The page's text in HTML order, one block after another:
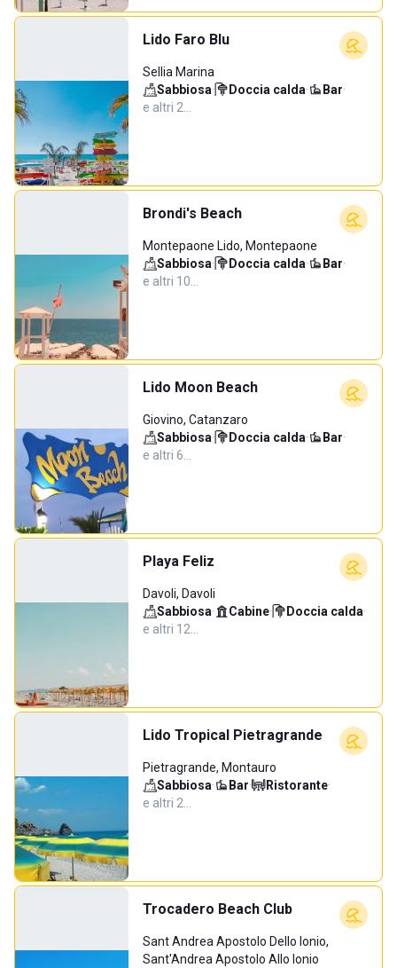
Lido Faro Blu
Sellia Marina
Sabbiosa· Doccia calda· Bar·
e altri 2…
Brondi's Beach
Montepaone Lido, Montepaone
Sabbiosa· Doccia calda· Bar·
e altri 10…
Lido Moon Beach
Giovino, Catanzaro
Sabbiosa· Doccia calda· Bar·
e altri 6…
Playa Feliz
Davoli, Davoli
Sabbiosa· Cabine· Doccia calda·
e altri 12…
Lido Tropical Pietragrande
Pietragrande, Montauro
Sabbiosa· Bar· Ristorante·
e altri 2…
Trocadero Beach Club
Sant Andrea Apostolo Dello Ionio,
Sant'Andrea Apostolo Allo Ionio